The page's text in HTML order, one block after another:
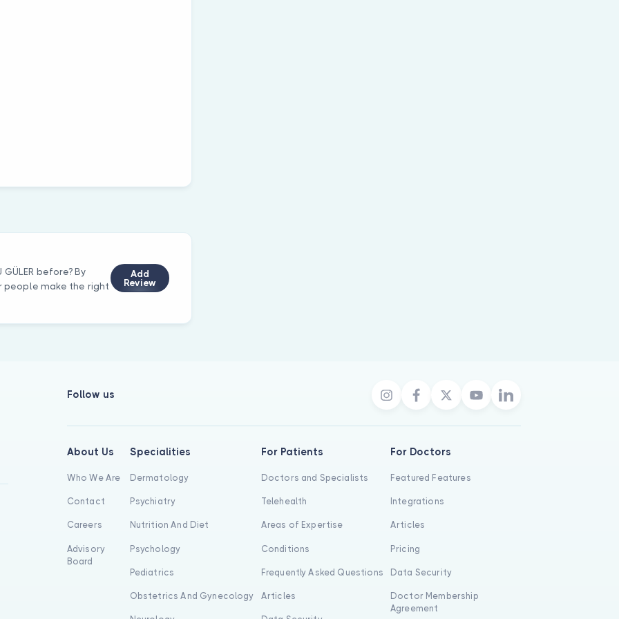
GÜLER before? By
people make the right
Add
Review
Follow us
About Us
Who We Are
Contact
Careers
Advisory
Board
Specialities
Dermatology
Psychiatry
Nutrition And Diet
Psychology
Pediatrics
Obstetrics And Gynecology
For Patients
Doctors and Specialists
Telehealth
Areas of Expertise
Conditions
Frequently Asked Questions
Articles
For Doctors
Featured Features
Integrations
Articles
Pricing
Data Security
Doctor Membership
Agreement